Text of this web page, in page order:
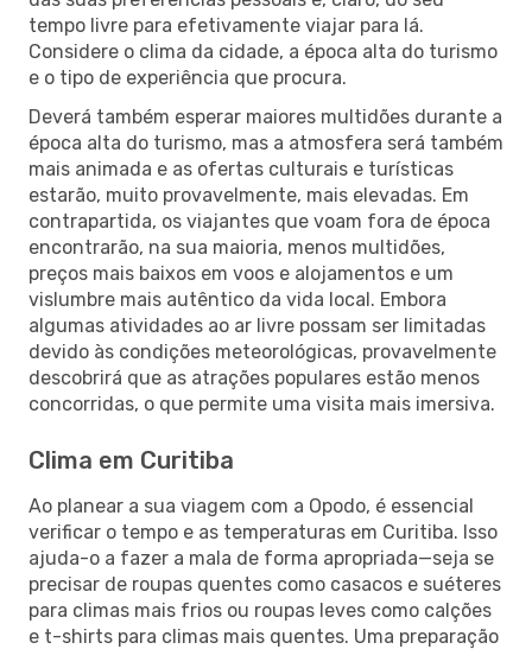
tempo livre para efetivamente viajar para lá.
Considere o clima da cidade, a época alta do turismo
e o tipo de experiência que procura.
Deverá também esperar maiores multidões durante a
época alta do turismo, mas a atmosfera será também
mais animada e as ofertas culturais e turísticas
estarão, muito provavelmente, mais elevadas. Em
contrapartida, os viajantes que voam fora de época
encontrarão, na sua maioria, menos multidões,
preços mais baixos em voos e alojamentos e um
vislumbre mais autêntico da vida local. Embora
algumas atividades ao ar livre possam ser limitadas
devido às condições meteorológicas, provavelmente
descobrirá que as atrações populares estão menos
concorridas, o que permite uma visita mais imersiva.
Clima em Curitiba
Ao planear a sua viagem com a Opodo, é essencial
verificar o tempo e as temperaturas em Curitiba. Isso
ajuda-o a fazer a mala de forma apropriada—seja se
precisar de roupas quentes como casacos e suéteres
para climas mais frios ou roupas leves como calções
e t-shirts para climas mais quentes. Uma preparação